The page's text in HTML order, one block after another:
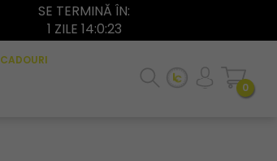
SE TERMINĂ ÎN:
1 ZILE 14:0:22
CADOURI
0